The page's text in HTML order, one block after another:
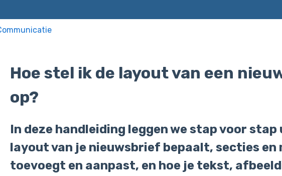
Hoe stel ik de layout van een
op?
In deze handleiding leggen we stap voor stap
layout van je nieuwsbrief bepaalt, secties en
toevoegt en aanpast, en hoe je tekst,